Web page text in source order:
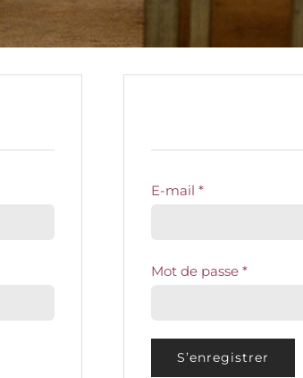
E-mail*
Mot de passe*
S’enregistrer